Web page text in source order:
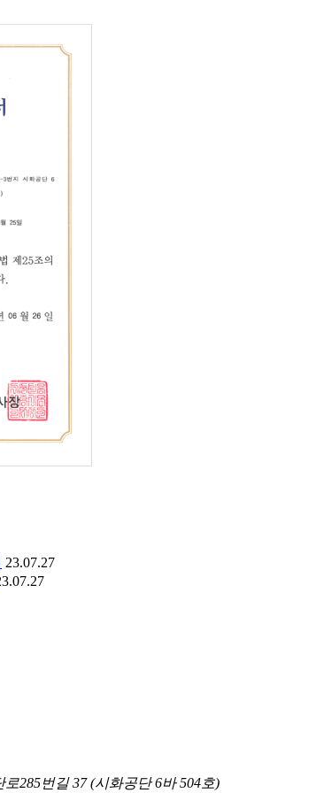
23.07.27
285번길 37 (시화공단 6바 504호)